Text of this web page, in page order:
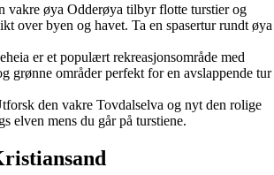
vakre øya Odderøya tilbyr flotte turstier og
over byen og havet. Ta en spasertur rundt øya
er et populært rekreasjonsområde med
grønne områder perfekt for en avslappende tur
den vakre Tovdalselva og nyt den rolige
elven mens du går på turstiene.